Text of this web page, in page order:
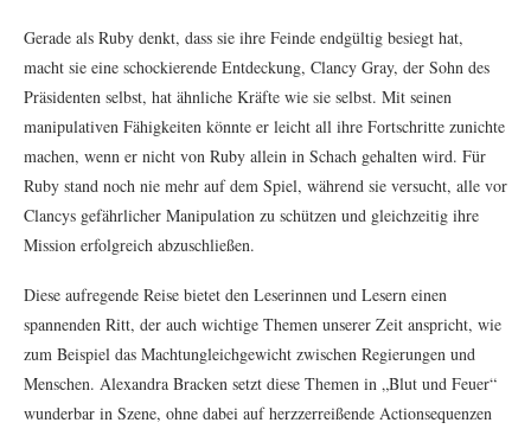
Gerade als Ruby denkt, dass sie ihre Feinde endgültig besiegt hat,
macht sie eine schockierende Entdeckung, Clancy Gray, der Sohn des
Präsidenten selbst, hat ähnliche Kräfte wie sie selbst. Mit seinen
manipulativen Fähigkeiten könnte er leicht all ihre Fortschritte zunichte
machen, wenn er nicht von Ruby allein in Schach gehalten wird. Für
Ruby stand noch nie mehr auf dem Spiel, während sie versucht, alle vor
Clancys gefährlicher Manipulation zu schützen und gleichzeitig ihre
Mission erfolgreich abzuschließen.
Diese aufregende Reise bietet den Leserinnen und Lesern einen
spannenden Ritt, der auch wichtige Themen unserer Zeit anspricht, wie
zum Beispiel das Machtungleichgewicht zwischen Regierungen und
Menschen. Alexandra Bracken setzt diese Themen in „Blut und Feuer“
wunderbar in Szene, ohne dabei auf herzzerreißende Actionsequenzen